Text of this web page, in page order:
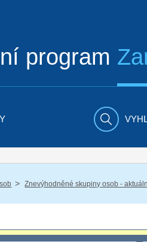
program
/ Znevýhodněné skupiny osob -